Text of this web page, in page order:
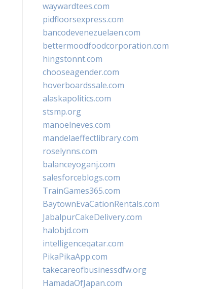
waywardtees.com
pidfloorsexpress.com
bancodevenezuelaen.com
bettermoodfoodcorporation.com
hingstonnt.com
chooseagender.com
hoverboardssale.com
alaskapolitics.com
stsmp.org
manoelneves.com
mandelaeffectlibrary.com
roselynns.com
balanceyoganj.com
salesforceblogs.com
TrainGames365.com
BaytownEvaCationRentals.com
JabalpurCakeDelivery.com
halobjd.com
intelligenceqatar.com
PikaPikaApp.com
takecareofbusinessdfw.org
HamadaOfJapan.com